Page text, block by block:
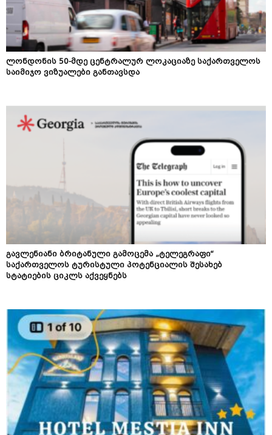
ლონდონის 50-მდე ცენტრალურ ლოკაციაზე საქართველოს
საიმიჯო ვიზუალები განთავსდა
გავლენიანი ბრიტანული გამოცემა „ტელეგრაფი“
საქართველოს ტურისტული პოტენციალის შესახებ
სტატიების ციკლს აქვეყნებს